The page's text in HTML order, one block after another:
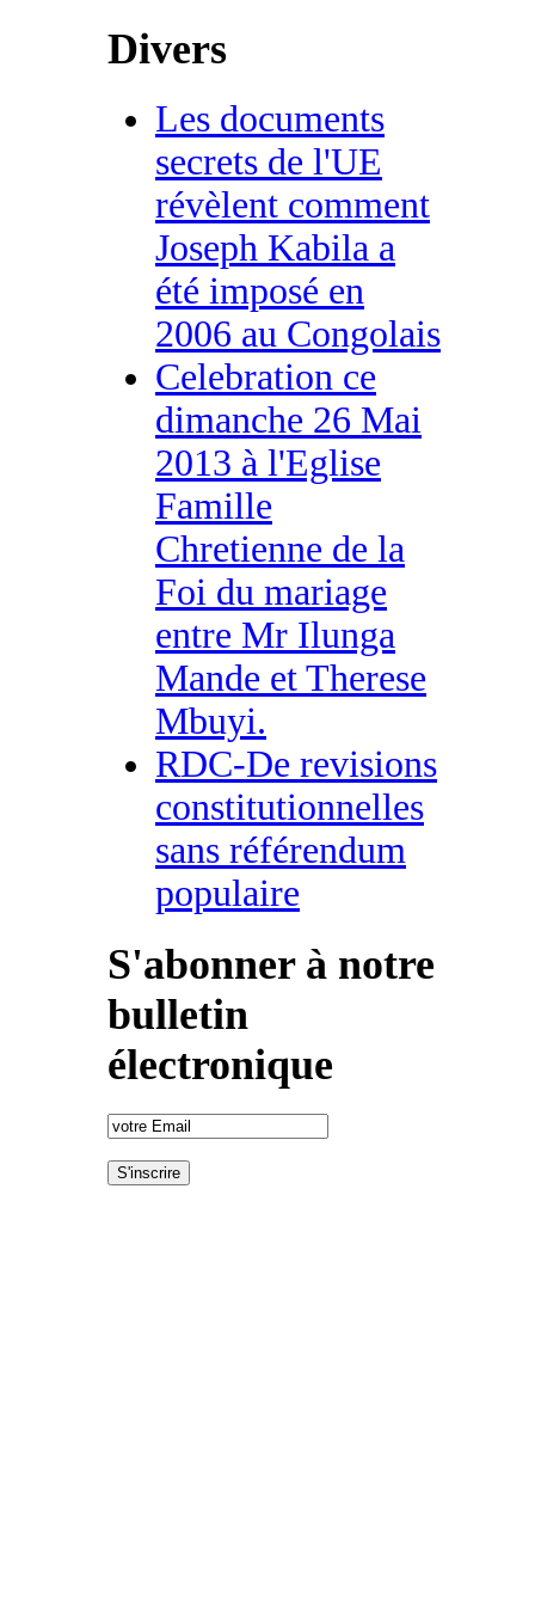
Divers
Les documents
secrets de l'UE
révèlent comment
Joseph Kabila a
été imposé en
2006 au Congolais
Celebration ce
dimanche 26 Mai
2013 à l'Eglise
Famille
Chretienne de la
Foi du mariage
entre Mr Ilunga
Mande et Therese
Mbuyi.
RDC-De revisions
constitutionnelles
sans référendum
populaire
S'abonner à notre
bulletin
électronique